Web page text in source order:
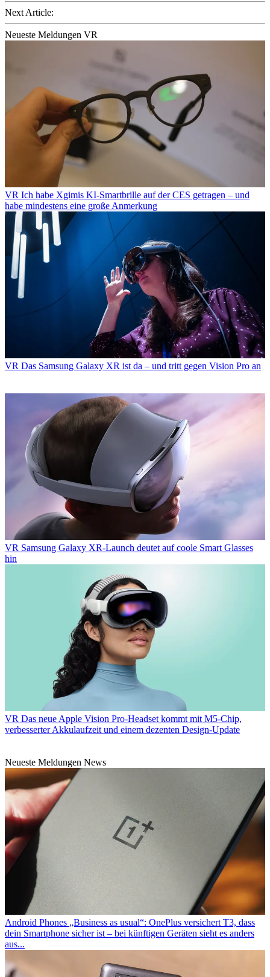
Next Article:
Neueste Meldungen VR
VR Ich habe Xgimis KI-Smartbrille auf der CES getragen – und
habe mindestens eine große Anmerkung
VR Das Samsung Galaxy XR ist da – und tritt gegen Vision Pro an
VR Samsung Galaxy XR-Launch deutet auf coole Smart Glasses
hin
VR Das neue Apple Vision Pro-Headset kommt mit M5-Chip,
verbesserter Akkulaufzeit und einem dezenten Design-Update
Neueste Meldungen News
Android Phones „Business as usual“: OnePlus versichert T3, dass
dein Smartphone sicher ist – bei künftigen Geräten sieht es anders
aus...